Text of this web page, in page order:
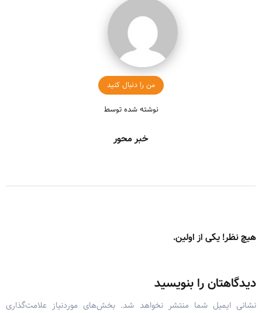
من را دنبال کنید
نوشته شده توسط
خبر محور
هیچ نظر! یکی از اولین.
دیدگاهتان را بنویسید
نشانی ایمیل شما منتشر نخواهد شد. بخش‌های موردنیاز علامت‌گذاری